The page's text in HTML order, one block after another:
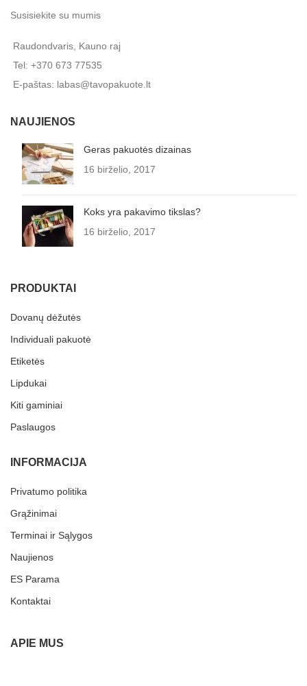
Susisiekite su mumis
Raudondvaris, Kauno raj
Tel: +370 673 77535
E-paštas: labas@tavopakuote.lt
NAUJIENOS
Geras pakuotės dizainas
16 birželio, 2017
Koks yra pakavimo tikslas?
16 birželio, 2017
PRODUKTAI
Dovanų dėžutės
Individuali pakuotė
Etiketės
Lipdukai
Kiti gaminiai
Paslaugos
INFORMACIJA
Privatumo politika
Grąžinimai
Terminai ir Sąlygos
Naujienos
ES Parama
Kontaktai
APIE MUS